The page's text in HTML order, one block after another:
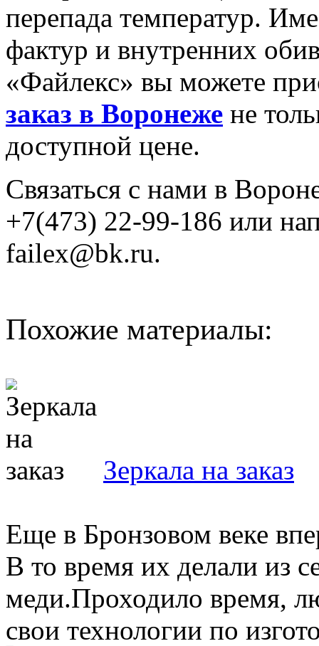
перепада температур.
фактур и внутренних
«Файлекс» вы можете
заказ в Воронеже не
доступной цене.
Связаться с нами в
+7(473) 22-99-186 или
failex@bk.ru.
Похожие материалы:
Зеркала на заказ
Еще в Бронзовом веке
В то время их делали из
меди.Проходило время,
свои технологии по